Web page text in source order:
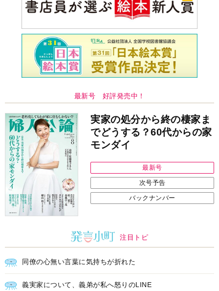
最新号 好評発売中！
実家の処分から終の棲家ま
でどうする？60代からの家
モンダイ
最新号
次号予告
バックナンバー
注目トピ
同僚の心無い言葉に気持ちが折れた
義実家について、義弟が私へ怒りのLINE